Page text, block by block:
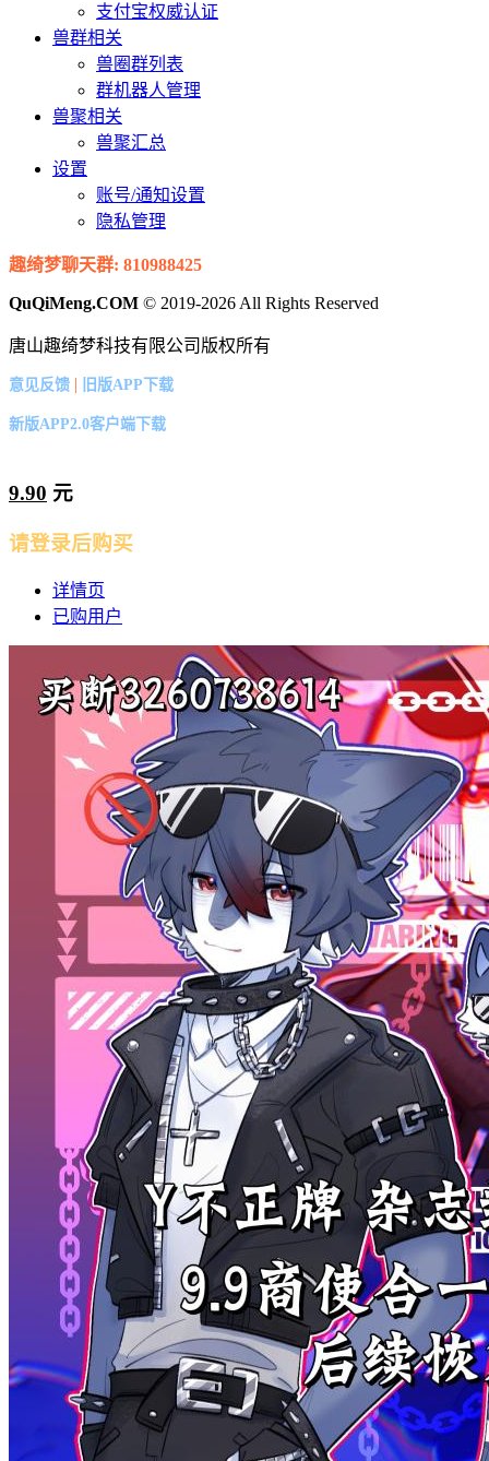
支付宝权威认证
兽群相关
兽圈群列表
群机器人管理
兽聚相关
兽聚汇总
设置
账号/通知设置
隐私管理
趣绮梦聊天群: 810988425
QuQiMeng.COM © 2019-2026 All Rights Reserved
唐山趣绮梦科技有限公司版权所有
意见反馈 | 旧版APP下载
新版APP2.0客户端下载
9.90 元
请登录后购买
详情页
已购用户